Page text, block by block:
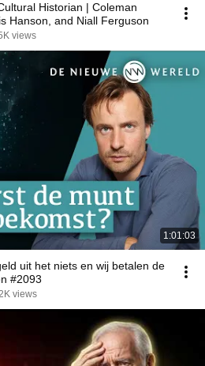
Historian | Coleman
Hanson, and Niall Ferguson
views
1:01:03
uit het niets en wij betalen de
#2093
views